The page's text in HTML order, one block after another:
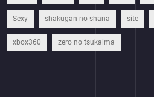
Sexy shakugan no shana site
xbox360 zero no tsukaima